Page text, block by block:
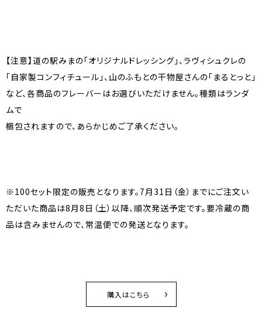
【注意】道の駅みまの「オリジナルドレッシング」、ラヴィシュクレの
「自家製コンフィチュール」、山のふもとの干物屋さんの「まるとっと」
など、各商品のフレーバーはお選びいただけません。種類はランダ
ムで
梱包されますので、あらかじめご了承ください。
※100セット限定の販売となります。7月31日（金）までにご注文い
ただいた商品は8月8日（土）以降、順次発送予定です。要冷蔵の商
品は含みませんので、常温便での発送となります。
購入はこちら